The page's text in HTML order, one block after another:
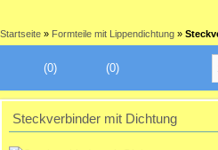
Startseite » Formteile mit Lippendichtung »
(0)
(0)
Steckverbinder mit Dichtung